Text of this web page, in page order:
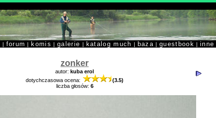
| forum | komis |galerie | katalog much | baza | guestbook | inne
zonker
autor: kuba erol
dotychczasowa ocena:
(3.5)
liczba głosów: 6